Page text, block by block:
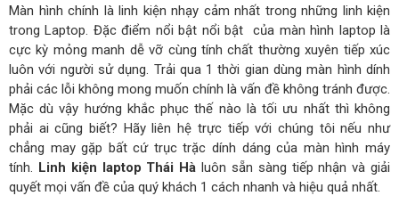
Màn hình chính là linh kiện nhạy cảm nhất trong những linh kiện
trong Laptop. Đặc điểm nổi bật nổi bật của màn hình laptop là
cực kỳ mỏng manh dễ vỡ cùng tính chất thường xuyên tiếp xúc
luôn với người sử dụng. Trải qua 1 thời gian dùng màn hình dính
phải các lỗi không mong muốn chính là vấn đề không tránh được.
Mặc dù vậy hướng khắc phục thế nào là tối ưu nhất thì không
phải ai cũng biết? Hãy liên hệ trực tiếp với chúng tôi nếu như
chẳng may gặp bất cứ trục trặc dính dáng của màn hình máy
tính. Linh kiện laptop Thái Hà luôn sẵn sàng tiếp nhận và giải
quyết mọi vấn đề của quý khách 1 cách nhanh và hiệu quả nhất.